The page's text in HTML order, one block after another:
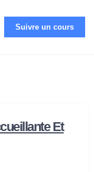
Suivre un cours
Et